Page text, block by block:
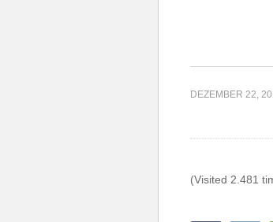
DEZEMBER 22,
(Visited 2.481